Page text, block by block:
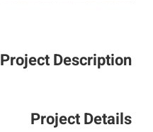
Project Description
Project Details